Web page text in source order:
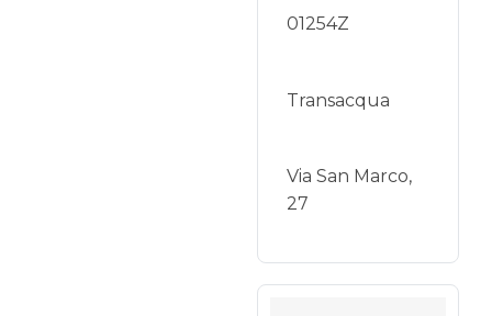
01254Z
Transacqua
Via San Marco,
27